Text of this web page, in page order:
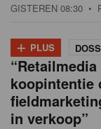
GISTEREN 08:30 •
+ PLUS
koopintentie
in verkoop”